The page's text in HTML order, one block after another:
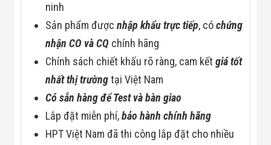
ninh
Sản phẩm đượcnhập khẩu trực tiếp, cóchứng
nhận CO và CQ chính hãng
Chính sách chiết khấu rõ ràng, cam kếtgiá tốt
nhất thị trườngtại Việt Nam
Có sẵn hàng để Test và bàn giao
Lắp đặt miễn phí,bảo hành chính hãng
HPT Việt Nam đã thi công lắp đặt cho nhiều